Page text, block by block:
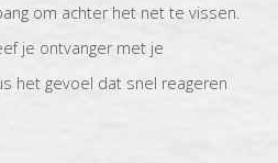
om achter het net te vissen.
je ontvanger met je
het gevoel dat snel reageren